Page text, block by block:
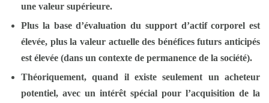
une valeur supérieure.
Plus la base d’évaluation du support d’actif corporel est
élevée, plus la valeur actuelle des bénéfices futurs anticipés
est élevée (dans un contexte de permanence de la société).
Théoriquement, quand il existe seulement un acheteur
potentiel, avec un intérêt spécial pour l’acquisition de la